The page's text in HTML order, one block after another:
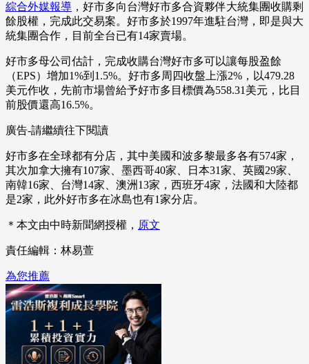
綜合外媒報導 ，好市多向台灣好市多合資夥伴大統集團收購剩
餘股權，完成此交易案。好市多於1997年進駐台灣，即是與大
統集團合作，目前全台已有14家賣場。
好市多母公司估計，完成收購台灣好市多可以讓每股盈餘
（EPS）增加1%到1.5%。好市多周四收盤上漲2%，以479.28
美元作收，先前市場曾給予好市多目標價為558.31美元，比目
前股價還高16.5%。
廣告-請繼續往下閱讀
好市多在全球都有分店，其中美國和波多黎最多各有574家，
其次加拿大擁有107家、墨西哥40家、日本31家、英國29家、
南韓16家、台灣14家、澳洲13家，西班牙4家，法國和大陸都
是2家，此外好市多在冰島也有1家分店。
＊本文由中時新聞網授權， 原文
責任編輯：林易萱
為您推薦